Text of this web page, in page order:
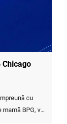
Chicago
cu
BPG, va